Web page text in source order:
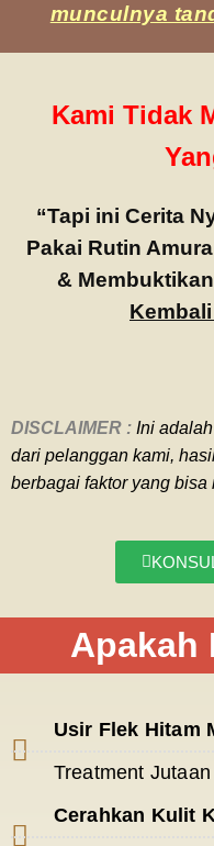
munculnya
Kami Tidak
“Tapi ini Cerita
Pakai Rutin
& Membuktikan
DISCLAIMER : Ini adalah
dari pelanggan kami,
berbagai faktor yang bisa
Apakah
Usir Flek Hitam
Treatment Jutaan
Cerahkan Kulit